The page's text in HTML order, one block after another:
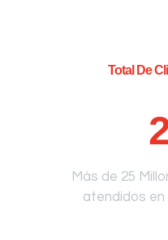
Total De
Más de 25
atendidos en